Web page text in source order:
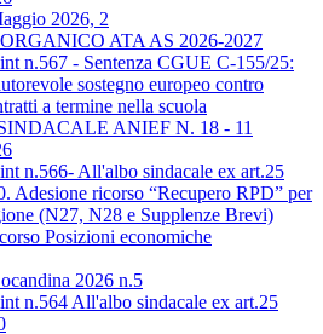
2026, 2
ATA AS 2026-2027
n.567 - Sentenza CGUE C‑155/25:
sostegno europeo contro
a termine nella scuola
ANIEF N. 18 - 11
n.566- All'albo sindacale ex art.25
Adesione ricorso “Recupero RPD” per
(N27, N28 e Supplenze Brevi)
Posizioni economiche
2026 n.5
n.564 All'albo sindacale ex art.25